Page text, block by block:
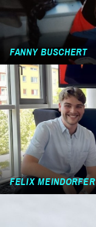
FANNY BUSCHERT
FELIX MEINDORFER